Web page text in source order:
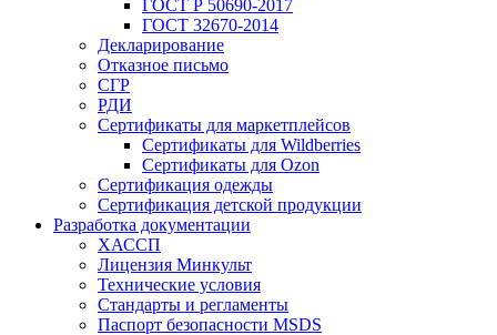
ГОСТ Р 50690-2017
ГОСТ 32670-2014
Декларирование
Отказное письмо
СГР
РДИ
Сертификаты для маркетплейсов
Сертификаты для Wildberries
Сертификаты для Ozon
Сертификация одежды
Сертификация детской продукции
Разработка документации
ХАССП
Лицензия Минкульт
Технические условия
Стандарты и регламенты
Паспорт безопасности MSDS